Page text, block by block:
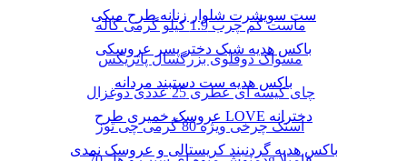
ماست کم چرب 1.9 کیلو گرمی کاله
مسواک دوقلوی بزرگسال پاتریکس
چای کیسه ای عطری 25 عددی دوغزال
اسنک چرخی ویژه 80 گرمی چی توز
ست سویشرت شلوار زنانه طرح میکی
باکس هدیه شیک دختر پسر عروسکی
باکس هدیه ست دستبند مردانه
عروسک خمیری طرح LOVE دخترانه
باکس هدیه گردنبند کریستالی و عروسک نمدی